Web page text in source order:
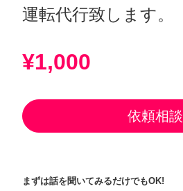
運転代行致します。
¥1,000
依頼相談
まずは話を聞いてみるだけでもOK!